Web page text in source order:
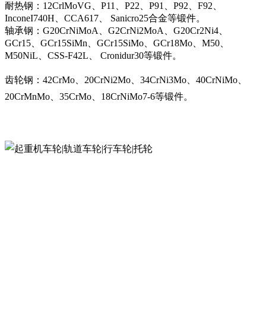
耐热钢：12CrlMoVG、P11、P22、P91、P92、F92、
InconeI740H、CCA617、 Sanicro25合金等锻件。
轴承钢：G20CrNiMoA、G2CrNi2MoA、G20Cr2Ni4、
GCr15、GCr15SiMn、GCr15SiMo、GCr18Mo、M50、
M50NiL、CSS-F42L、 Cronidur30等锻件。
齿轮钢：42CrMo、20CrNi2Mo、34CrNi3Mo、40CrNiMo、
20CrMnMo、35CrMo、18CrNiMo7-6等锻件。